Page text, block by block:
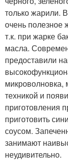
только жарили.
очень полезное
т.к. при жарке
масла.
предоставили
микроволновка,
техникой и
приготовления
приготовить
соусом.
занимают
неудивительно.